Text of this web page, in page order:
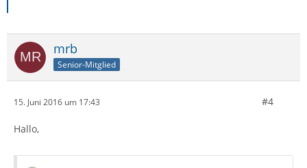
mrb
Senior-Mitglied
15. Juni 2016 um 17:43 #4
Hallo,